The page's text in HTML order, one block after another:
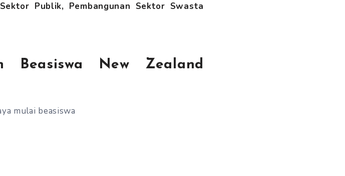
Publik, Pembangunan Sektor Swasta
Beasiswa New Zealand
mulai beasiswa